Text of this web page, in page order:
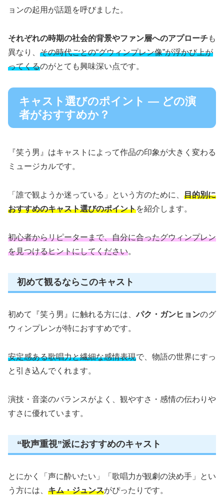
ョンの起用が話題を呼びました。
それぞれの時期の社会的背景やファン層へのアプローチも
異なり、 その時代ごとの“グウィンプレン像”が浮かび上が
ってくるのがとても興味深い点です。
キャスト選びのポイント — どの演
者がおすすめか？
『笑う男』はキャストによって作品の印象が大きく変わる
ミュージカルです。
「誰で観ようか迷っている」という方のために、 目的別に
おすすめのキャスト選びのポイントを紹介します。
初心者からリピーターまで、自分に合ったグウィンプレン
を見つけるヒントにしてください。
初めて観るならこのキャスト
初めて『笑う男』に触れる方には、パク・ガンヒョンのグ
ウィンプレンが特におすすめです。
安定感ある歌唱力と繊細な感情表現で、物語の世界にすっ
と引き込んでくれます。
演技・音楽のバランスがよく、観やすさ・感情の伝わりや
すさに優れています。
“歌声重視”派におすすめのキャスト
とにかく「声に酔いたい」「歌唱力が観劇の決め手」とい
う方には、 キム・ジュンスがぴったりです。